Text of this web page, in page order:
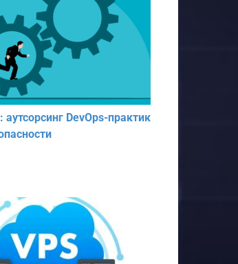
аутсорсинг DevOps-практик